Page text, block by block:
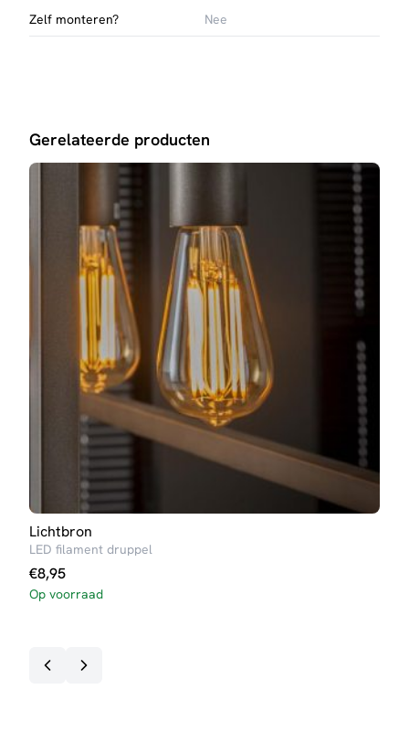
Zelf monteren? Nee
Gerelateerde producten
Lichtbron
LED filament druppel
€8,95
Op voorraad